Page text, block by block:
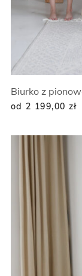
Biurko z
od 2 199,00 zł